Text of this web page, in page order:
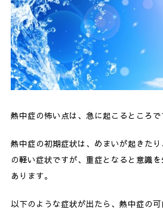
熱中症の怖い点は、急に起こるところで
熱中症の初期症状は、めまいが起きた
の軽い症状ですが、重症となると意識
あります。
以下のような症状が出たら、熱中症の